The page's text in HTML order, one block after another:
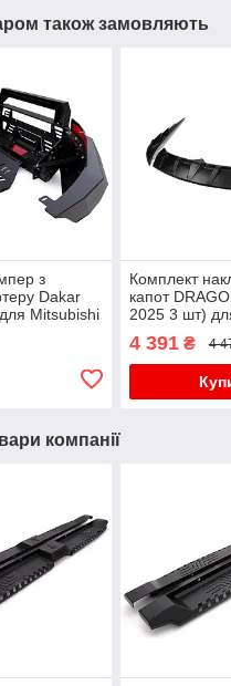
також замовляють
з
Dakar
Mitsubishi
Комплект
капот
2025 3 шт)
L200 рр
4 391₴ 4
компанії